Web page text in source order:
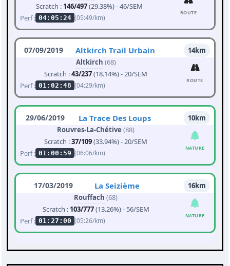
Scratch : 146/497(29.38%) - 46/SEM
Perf : 04:05:24 (05:49/km)
ROUTE
07/09/2019 Altkirch Trail Urbain
14km
Altkirch (68)
Scratch :43/237(18.14%) - 20/SEM
Perf : 01:02:48 (04:29/km)
ROUTE
29/06/2019 La Trace Des Loups
10km
Rouvres-La-Chétive (88)
Scratch :37/109(33.94%) - 20/SEM
Perf : 01:00:59 (06:06/km)
NATURE
17/03/2019 La Seizième
16km
Rouffach (68)
Scratch : 103/777(13.26%) - 56/SEM
Perf : 01:27:00 (05:26/km)
NATURE